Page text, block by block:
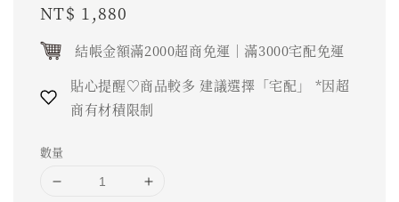
Regular
price
NT$ 1,880
結帳金額滿2000超商免運｜滿3000宅配免運
貼心提醒♡商品較多 建議選擇「宅配」 *因超
商有材積限制
數量